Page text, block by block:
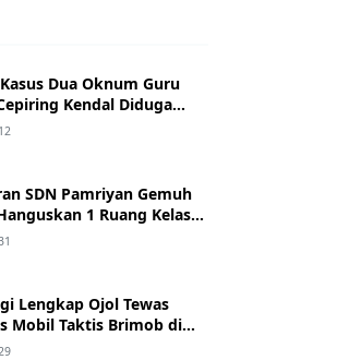
Dua Oknum Guru
Kendal Diduga
Kronologi,
SDN Pamriyan Gemuh
1 Ruang Kelas
Lengkap Ojol Tewas
Mobil Taktis Brimob di
Ternyata Sedang